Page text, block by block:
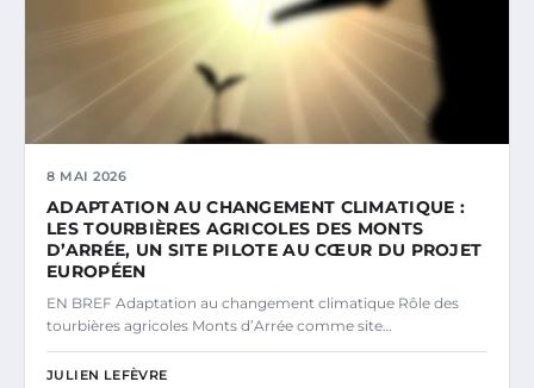
8 MAI 2026
ADAPTATION AU CHANGEMENT CLIMATIQUE :
LES TOURBIÈRES AGRICOLES DES MONTS
D’ARRÉE, UN SITE PILOTE AU CŒUR DU PROJET
EUROPÉEN
EN BREF Adaptation au changement climatique Rôle des
tourbières agricoles Monts d’Arrée comme site…
JULIEN LEFÈVRE